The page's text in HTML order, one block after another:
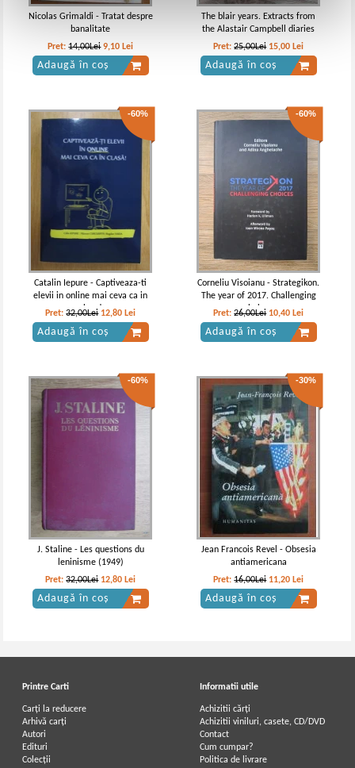
Nicolas Grimaldi - Tratat despre
banalitate
Pret:14,00Lei 9,10 Lei
Adaugă în coș
The blair years. Extracts from
the Alastair Campbell diaries
Pret:25,00Lei 15,00 Lei
Adaugă în coș
-60%
Catalin Iepure - Captiveaza-ti
elevii in online mai ceva ca in
clasa!
Pret:32,00Lei 12,80 Lei
Adaugă în coș
-60%
Corneliu Visoianu - Strategikon.
The year of 2017. Challenging
choices
Pret:26,00Lei 10,40 Lei
Adaugă în coș
-60%
J. Staline - Les questions du
leninisme (1949)
Pret:32,00Lei 12,80 Lei
Adaugă în coș
-30%
Jean Francois Revel - Obsesia
antiamericana
Pret:16,00Lei 11,20 Lei
Adaugă în coș
Printre Carti
Carți la reducere
Arhivă carți
Autori
Edituri
Colecții
Informatii utile
Achizitii cărți
Achizitii viniluri, casete, CD/DVD
Contact
Cum cumpar?
Politica de livrare